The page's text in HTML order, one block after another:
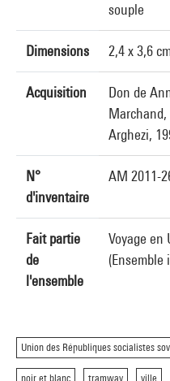
souple
Dimensions 2,4 x 3,6
Acquisition
Don de
Arghezi,
N°
d'inventaire
AM 2011-
Fait partie
de
l'ensemble
Voyage en
(Ensemble
Union des Républiques socialistes
noir et blanc tramway ville